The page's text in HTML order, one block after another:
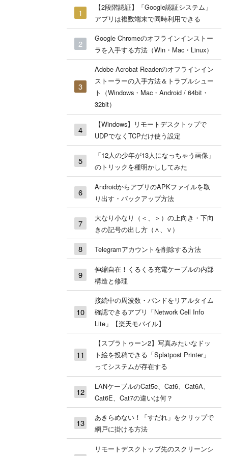
【2段階認証】「Google認証システム」
アプリは複数端末で同時利用できる
Google Chromeのオフラインインストー
ラを入手する方法（Win・Mac・Linux）
Adobe Acrobat Readerのオフラインイン
ストーラーの入手方法＆トラブルシュー
ト（Windows・Mac・Android / 64bit・
32bit）
【Windows】リモートデスクトップで
UDPでなくTCPだけ使う設定
「12人の少年が13人になっちゃう画像」
のトリックを種明かししてみた
AndroidからアプリのAPKファイルを取
り出す・バックアップ方法
大なり小なり（＜、＞）の上向き・下向
きの記号の出し方（∧、∨）
Telegramアカウントを削除する方法
伸縮自在！くるくる充電ケーブルの内部
構造と修理
接続中の周波数・バンドをリアルタイム
確認できるアプリ「Network Cell Info
Lite」【楽天モバイル】
【スプラトゥーン2】写真みたいなドッ
ト絵を投稿できる「Splatpost Printer」
ってシステムが存在する
LANケーブルのCat5e、Cat6、Cat6A、
Cat6E、Cat7の違いは何？
あきらめない！「すだれ」をクリップで
網戸に掛ける方法
リモートデスクトップ先のスクリーンシ